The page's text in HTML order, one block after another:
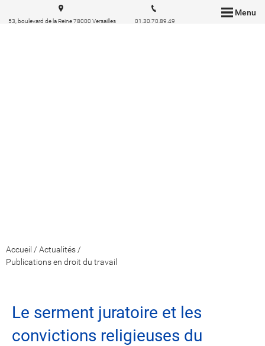
Menu
53, boulevard de la Reine 78000 Versailles 01.30.70.89.49
Accueil / Actualités /
Publications en droit du travail
Le serment juratoire et les
convictions religieuses du